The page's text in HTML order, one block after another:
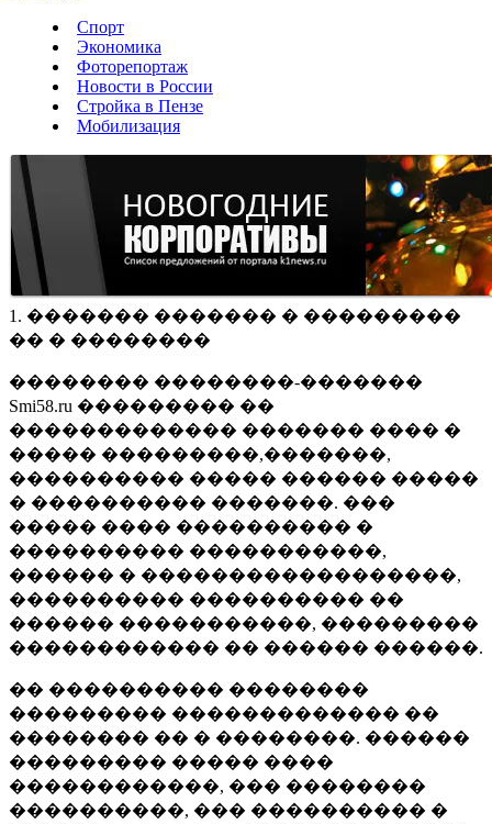
Спорт
Экономика
Фоторепортаж
Новости в России
Стройка в Пензе
Мобилизация
1. ������� ������� � ���������
�� � ��������
�������� ��������-�������
Smi58.ru ��������� ��
������������� ������� ���� �
����� ���������,�������,
���������� ����� ������ �����
� ���������� �������. ���
����� ���� ���������� �
���������� �����������,
������ � ������������������,
���������� ���������� ��
������ �����������, ���������
������������ �� ������ ������.
�� ���������� ��������
��������� ������������� ��
�������� �� � ��������. ������
��������� ����� ����
������������, ��� ��������
����������, ��� ���������� �